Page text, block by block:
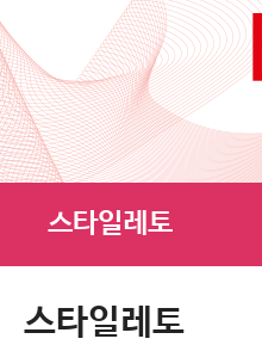
스타일레토
스타일레토